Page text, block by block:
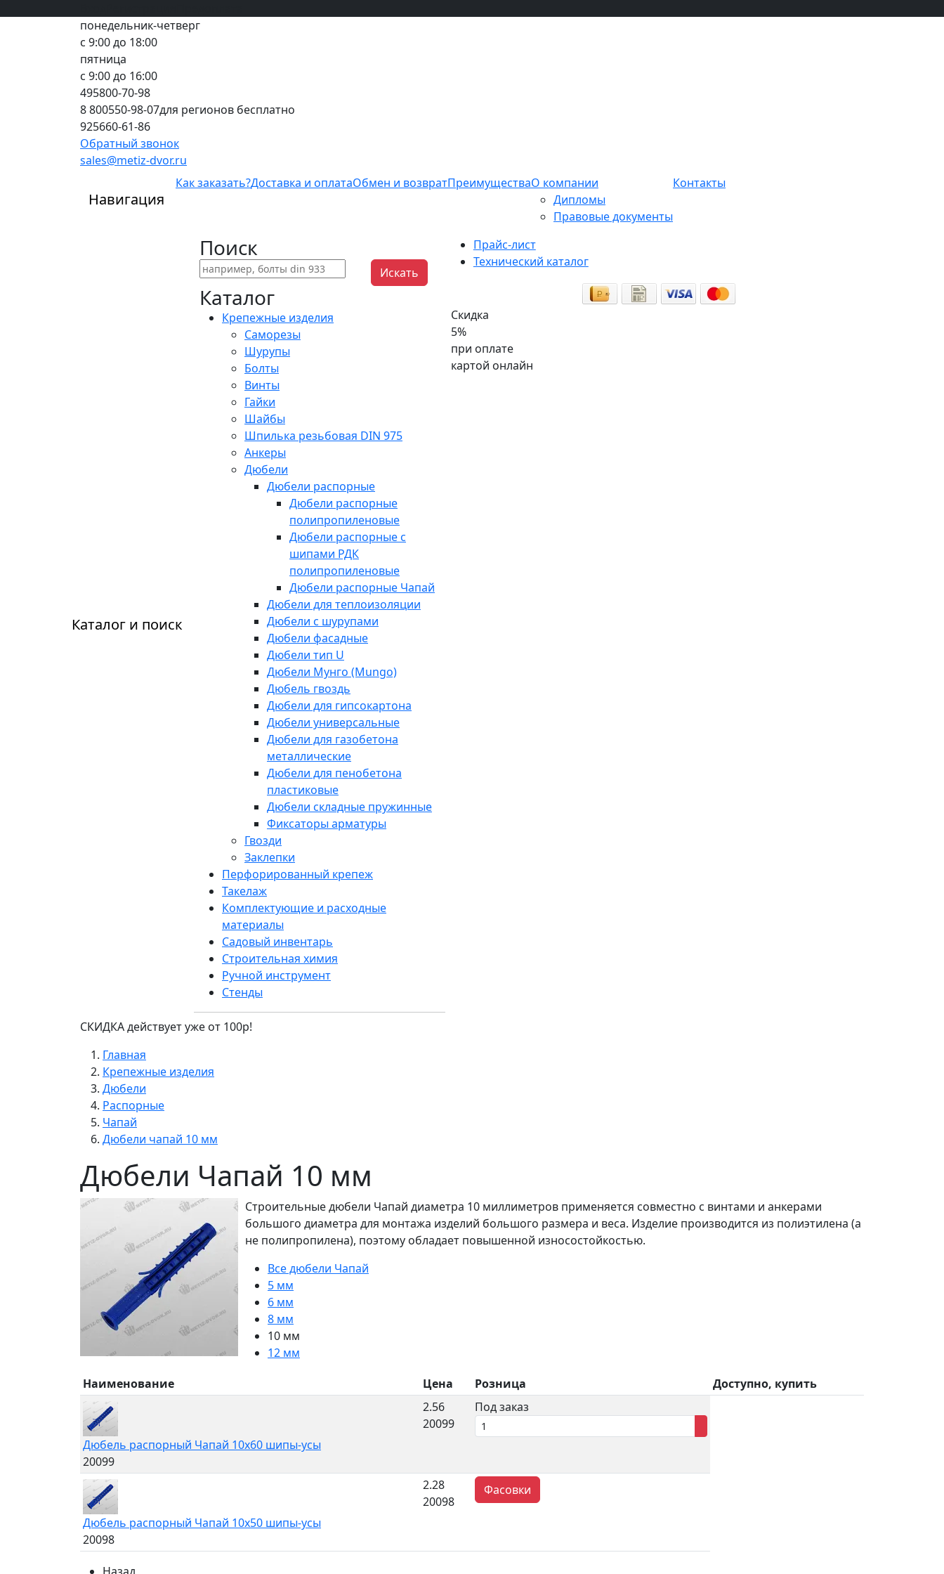
понедельник-четверг
с 9:00 до 18:00
пятница
с 9:00 до 16:00
495800-70-98
8 800550-98-07для регионов бесплатно
925660-61-86
Обратный звонок
sales@metiz-dvor.ru
Навигация
Как заказать?Доставка и оплатаОбмен и возвратПреимуществаО компании
Дипломы
Правовые документы
Контакты
Каталог и поиск
Поиск
Искать
Каталог
Крепежные изделия
Саморезы
Шурупы
Болты
Винты
Гайки
Шайбы
Шпилька резьбовая DIN 975
Анкеры
Дюбели
Дюбели распорные
Дюбели распорные
полипропиленовые
Дюбели распорные с
шипами РДК
полипропиленовые
Дюбели распорные Чапай
Дюбели для теплоизоляции
Дюбели с шурупами
Дюбели фасадные
Дюбели тип U
Дюбели Мунго (Mungo)
Дюбель гвоздь
Дюбели для гипсокартона
Дюбели универсальные
Дюбели для газобетона
металлические
Дюбели для пенобетона
пластиковые
Дюбели складные пружинные
Фиксаторы арматуры
Гвозди
Заклепки
Перфорированный крепеж
Такелаж
Комплектующие и расходные
материалы
Садовый инвентарь
Строительная химия
Ручной инструмент
Стенды
Прайс-лист
Технический каталог
Скидка
5%
при оплате
картой онлайн
СКИДКА действует уже от 100р!
Главная
Крепежные изделия
Дюбели
Распорные
Чапай
Дюбели чапай 10 мм
Дюбели Чапай 10 мм
Строительные дюбели Чапай диаметра 10 миллиметров применяется совместно с винтами и анкерами
большого диаметра для монтажа изделий большого размера и веса. Изделие производится из полиэтилена (а
не полипропилена), поэтому обладает повышенной износостойкостью.
Все дюбели Чапай
5 мм
6 мм
8 мм
10 мм
12 мм
Наименование
Цена Розница Доступно, купить
Дюбель распорный Чапай 10х60 шипы-усы
20099
2.56
20099
Под заказ
Дюбель распорный Чапай 10х50 шипы-усы
20098
2.28
20098
Фасовки